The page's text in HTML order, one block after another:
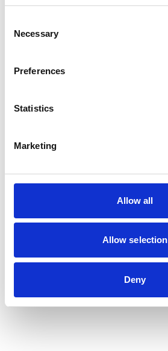
Selection
Necessary
Preferences
Statistics
Marketing
Allow all
Allow selection
Deny